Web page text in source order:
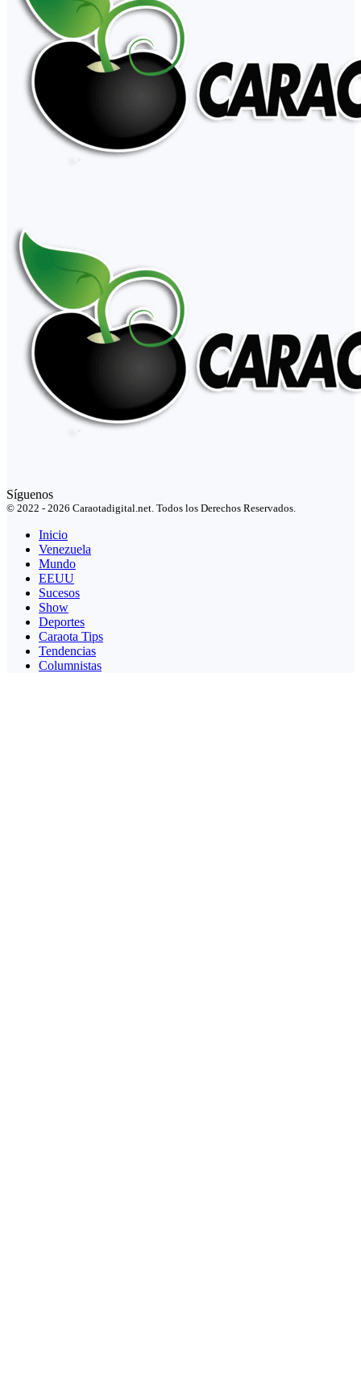
Síguenos
© 2022 - 2026 Caraotadigital.net. Todos los Derechos Reservados.
Inicio
Venezuela
Mundo
EEUU
Sucesos
Show
Deportes
Caraota Tips
Tendencias
Columnistas